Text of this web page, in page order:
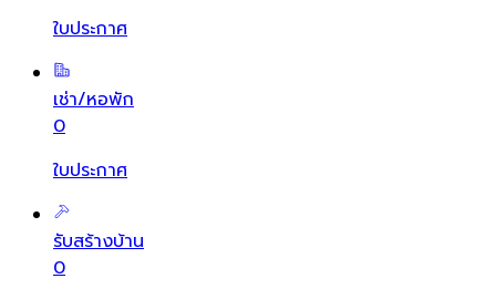
ใบประกาศ
เช่า/หอพัก
0
ใบประกาศ
รับสร้างบ้าน
0